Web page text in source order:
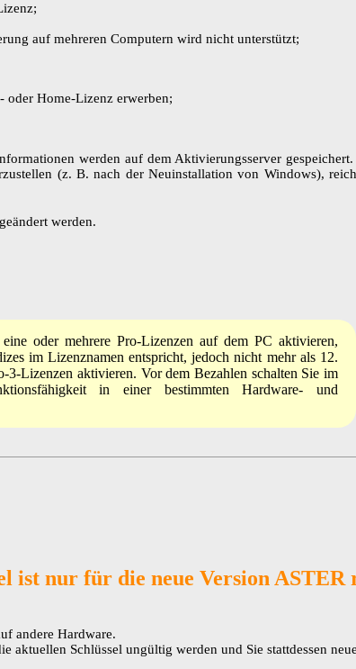
auf mehreren Computern wird nicht unterstützt;
oder Home-Lizenz erwerben;
werden auf dem Aktivierungsserver
(z. B. nach der Neuinstallation von Windows),
werden.​​​​​​​
oder mehrere Pro-Lizenzen auf dem PC aktivieren,
im Lizenznamen entspricht, jedoch nicht mehr als 12.
Lizenzen aktivieren.​​​​​​​​​​​​​​ Vor dem Bezahlen schalten Sie im
in einer bestimmten Hardware- und
nur für die neue Version ASTER
andere Hardware.
Schlüssel ungültig werden und Sie stattdessen